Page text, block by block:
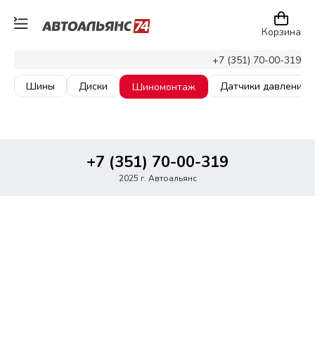
+7 (351) 70-00-319
Корзина
Шины Диски Шиномонтаж Датчики давления
+7 (351) 70-00-319
2025 г. Автоальянс